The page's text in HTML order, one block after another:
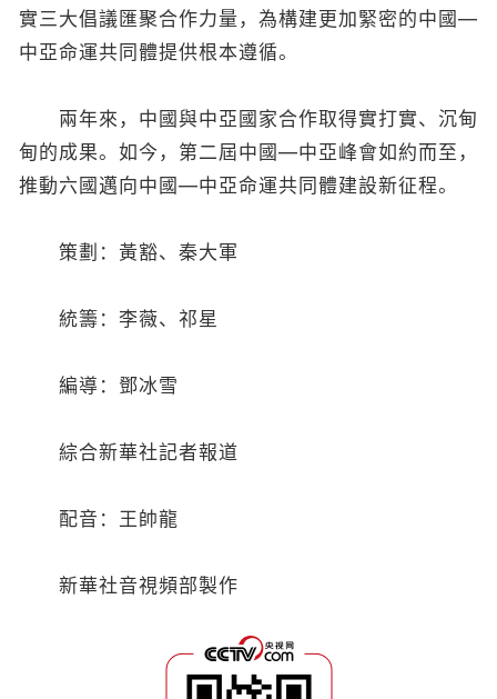
實三大倡議匯聚合作力量，為構建更加緊密的中國—
中亞命運共同體提供根本遵循。
兩年來，中國與中亞國家合作取得實打實、沉甸
甸的成果。如今，第二屆中國—中亞峰會如約而至，
推動六國邁向中國—中亞命運共同體建設新征程。
策劃：黃豁、秦大軍
統籌：李薇、祁星
編導：鄧冰雪
綜合新華社記者報道
配音：王帥龍
新華社音視頻部製作